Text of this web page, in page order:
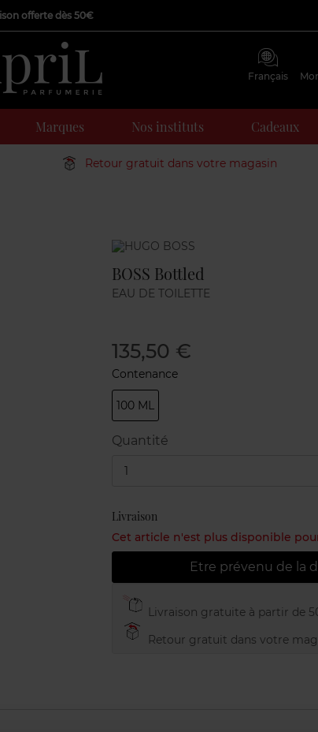
offerte dès 50€
Français
Marques Nos instituts Cadeaux
Retour gratuit dans votre magasin
Marque
BOSS Bottled
EAU DE TOILETTE
135,50 €
Contenance
100 ML
Quantité
1
Livraison
Cet article n'est plus disponible
Etre prévenu de la
Livraison gratuite à partir de
Retour gratuit dans votre